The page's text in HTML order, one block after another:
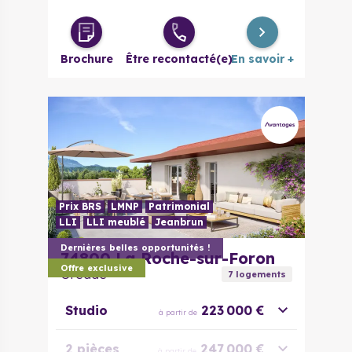
4 pièces à partir de 518 000 €
Brochure Être recontacté(e)En savoir +
Dernières belles opportunités !
Offre exclusive
Prix BRS LMNP
Patrimonial
LLI
LLI meublé Jeanbrun
74800 La Roche-sur-Foron
Oréade 7logements
Studio à partir de 223 000 €
2 pièces 247 000 €